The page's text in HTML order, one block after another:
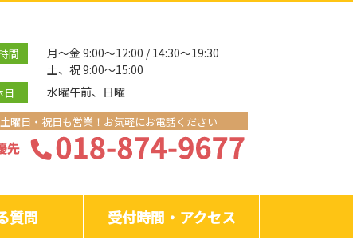
間
月～金 9:00～12:00 / 14:30～19:30
土、祝 9:00～15:00
日 水曜午前、日曜
土曜日・祝日も営業！お気軽にお電話ください
質問 受付時間・アクセス